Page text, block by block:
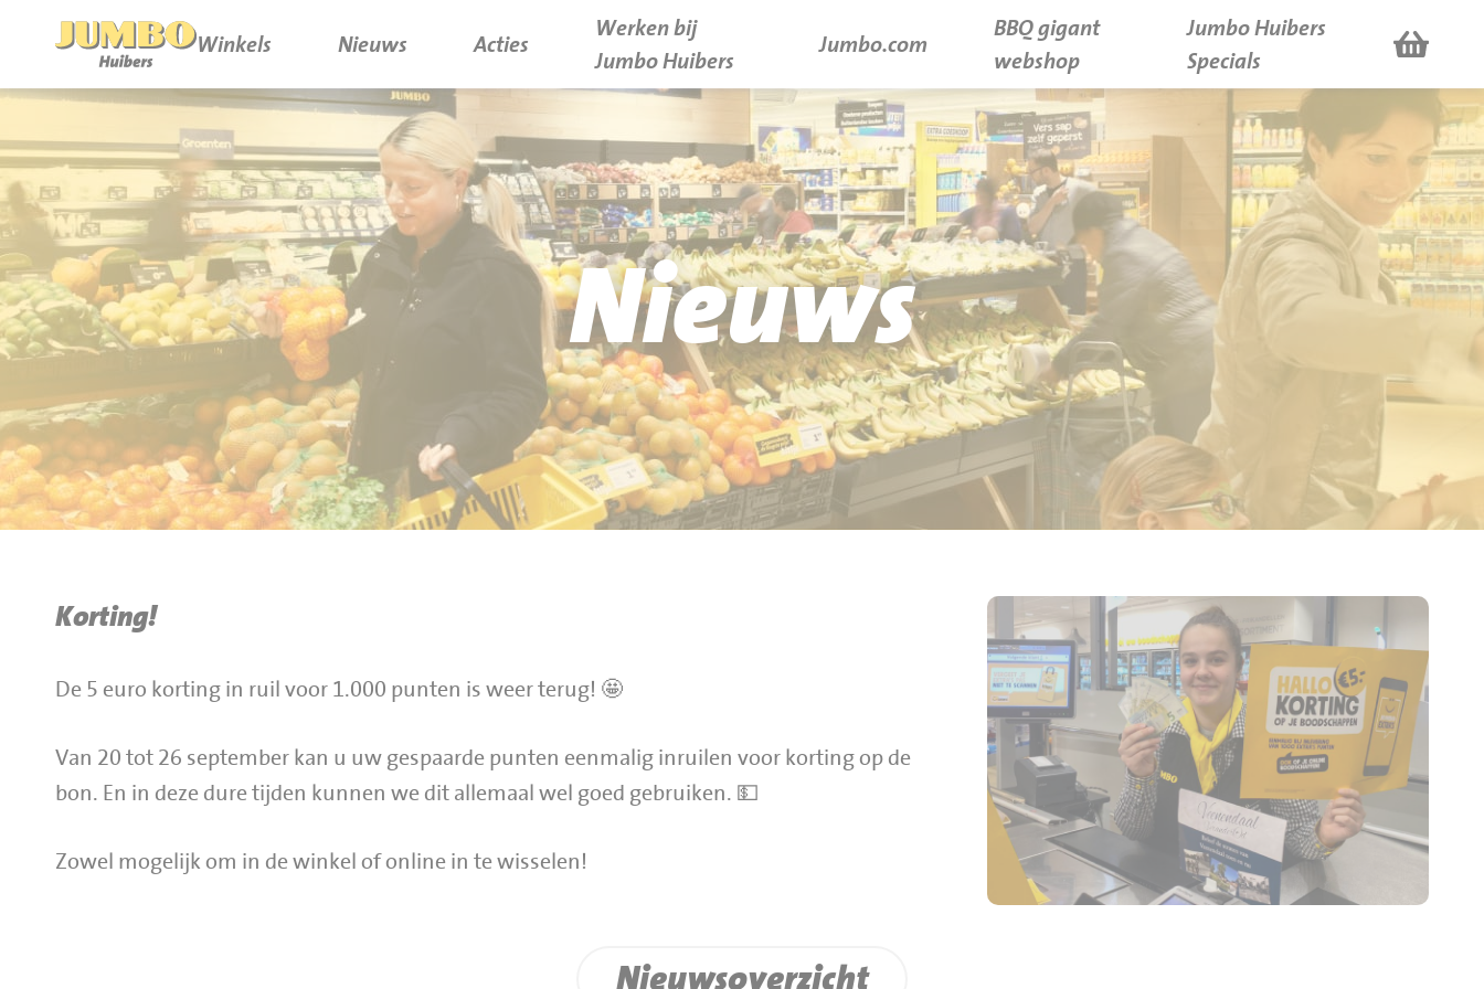
Winkels Nieuws Acties
Werken bij
Jumbo Huibers
Jumbo.com
BBQ gigant
webshop
Jumbo Huibers
Specials
P.W.A. Park
Bruïneplein
Petenbos
Nieuws
Acties
Werken bij Jumbo Huibers
Vacatures en Solliciteren
Werken en leren
Jumbo.com
BBQ gigant webshop
Nieuws
Korting!
De 5 euro korting in ruil voor 1.000 punten is weer terug! 🤩
Van 20 tot 26 september kan u uw gespaarde punten eenmalig inruilen voor korting op de
bon. En in deze dure tijden kunnen we dit allemaal wel goed gebruiken. 💵
Zowel mogelijk om in de winkel of online in te wisselen!
Nieuwsoverzicht